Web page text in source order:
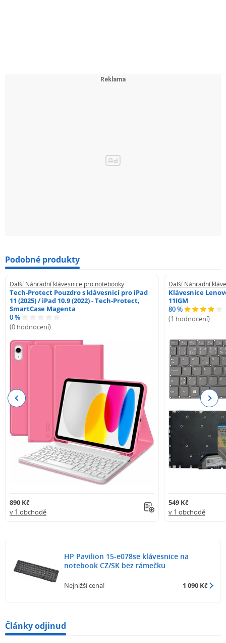
Podobné produkty
Další Náhradní klávesnice pro notebooky
Tech-Protect Pouzdro s klávesnicí pro iPad
11 (2025) / iPad 10.9 (2022) - Tech-Protect,
SmartCase Magenta
0 %
(0 hodnocení)
890 Kč
v 1 obchodě
Další Náhradní
Klávesnice
11IGM
80 %
(1 hodnocení)
549 Kč
v 1 obchodě
Previous Next
HP Pavilion 15-e078se klávesnice na
notebook CZ/SK bez rámečku
Nejnižší cena! 1 090 Kč
Články odjinud